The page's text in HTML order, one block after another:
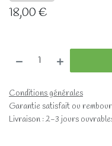
18,00€
Conditions générales
Garantie satisfait ou
Livraison : 2-3 jours